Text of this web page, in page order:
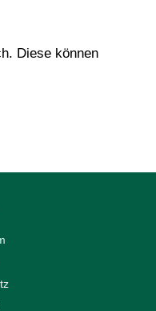
Diese können